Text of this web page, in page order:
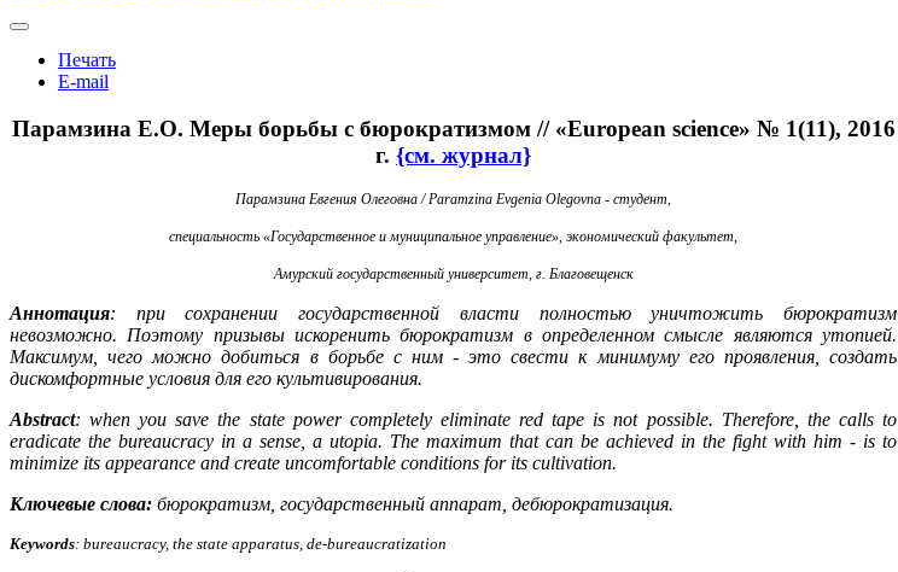
Печать
E-mail
Парамзина Е.О. Меры борьбы с бюрократизмом // «European science» № 1(11), 2016
г. {см. журнал}
Парамзина Евгения Олеговна/ Paramzina Evgenia Olegovna - студент,
специальность «Государственное и муниципальное управление», экономический факультет,
Амурский государственный университет, г. Благовещенск
Аннотация: при сохранении государственной власти полностью уничтожить бюрократизм
невозможно. Поэтому призывы искоренить бюрократизм в определенном смысле являются утопией.
Максимум, чего можно добиться в борьбе с ним - это свести к минимуму его проявления, создать
дискомфортные условия для его культивирования.
Abstract: when you save the state power completely eliminate red tape is not possible. Therefore, the calls to
eradicate the bureaucracy in a sense, a utopia. The maximum that can be achieved in the fight with him - is to
minimize its appearance and create uncomfortable conditions for its cultivation.
Ключевые слова: бюрократизм, государственный аппарат, дебюрократизация.
Keywords: bureaucracy, the state apparatus, de-bureaucratization